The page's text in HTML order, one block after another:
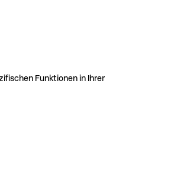
Funktionen in Ihrer